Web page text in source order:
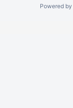
Powered by